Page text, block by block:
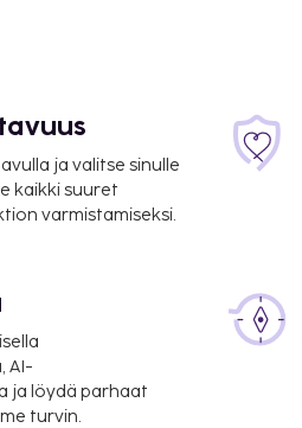
ja valitse sinulle
kaikki suuret
varmistamiseksi.
AI-
ja löydä parhaat
turvin.